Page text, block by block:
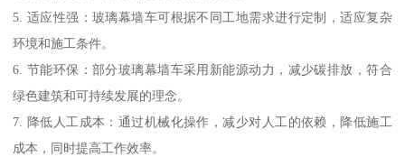
5. 适应性强：玻璃幕墙车可根据不同工地需求进行定制，适应复杂
环境和施工条件。
6. 节能环保：部分玻璃幕墙车采用新能源动力，减少碳排放，符合
绿色建筑和可持续发展的理念。
7. 降低人工成本：通过机械化操作，减少对人工的依赖，降低施工
成本，同时提高工作效率。